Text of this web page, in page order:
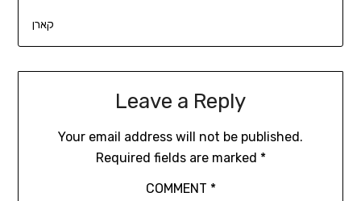
קארן
Leave a Reply
Your email address will not be published.
Required fields are marked *
COMMENT *